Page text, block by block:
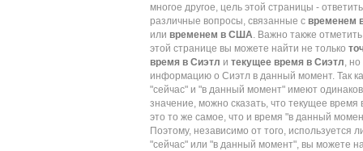
многое другое, цель этой страницы -
различные вопросы, связанные с временем
или временем в США. Важно также
этой странице вы можете найти не только
время в Сиэтл и текущее время в Сиэтл, но
информацию о Сиэтл в данный момент. Так
"сейчас" и "в данный момент" имеют
значение, можно сказать, что текущее время
это то же самое, что и время "в данный
Поэтому, независимо от того, используется
"сейчас" или "в данный момент", вы можете